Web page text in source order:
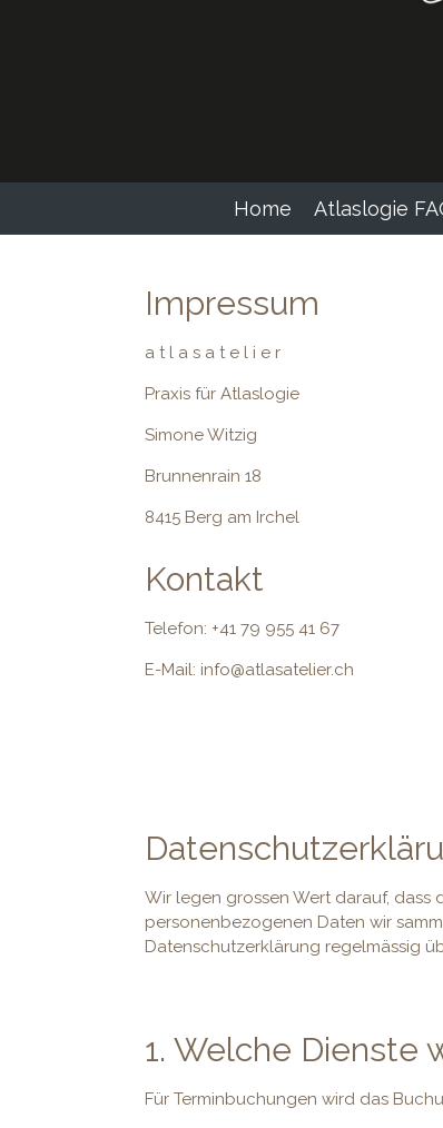
Home Atlaslogie
Impressum
a t l a s a t e l i e r
Praxis für Atlaslogie
Simone Witzig
Brunnenrain 18
8415 Berg am Irchel
Kontakt
Telefon: +41 79 955 41 67
E-Mail: info@atlasatelier.ch
Wir legen grossen Wert darauf, dass
personenbezogenen Daten wir
Datenschutzerklärung regelmässig
1. Welche Dienste
Für Terminbuchungen wird das